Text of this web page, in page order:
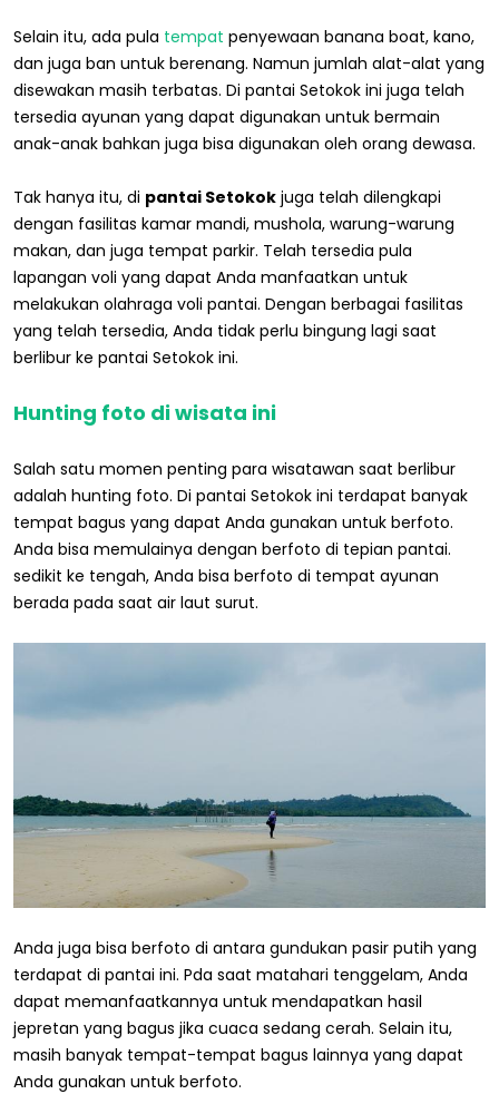
Selain itu, ada pula tempat penyewaan banana boat, kano,
dan juga ban untuk berenang. Namun jumlah alat-alat yang
disewakan masih terbatas. Di pantai Setokok ini juga telah
tersedia ayunan yang dapat digunakan untuk bermain
anak-anak bahkan juga bisa digunakan oleh orang dewasa.
Tak hanya itu, di pantai Setokok juga telah dilengkapi
dengan fasilitas kamar mandi, mushola, warung-warung
makan, dan juga tempat parkir. Telah tersedia pula
lapangan voli yang dapat Anda manfaatkan untuk
melakukan olahraga voli pantai. Dengan berbagai fasilitas
yang telah tersedia, Anda tidak perlu bingung lagi saat
berlibur ke pantai Setokok ini.
Hunting foto di wisata ini
Salah satu momen penting para wisatawan saat berlibur
adalah hunting foto. Di pantai Setokok ini terdapat banyak
tempat bagus yang dapat Anda gunakan untuk berfoto.
Anda bisa memulainya dengan berfoto di tepian pantai.
sedikit ke tengah, Anda bisa berfoto di tempat ayunan
berada pada saat air laut surut.
Anda juga bisa berfoto di antara gundukan pasir putih yang
terdapat di pantai ini. Pda saat matahari tenggelam, Anda
dapat memanfaatkannya untuk mendapatkan hasil
jepretan yang bagus jika cuaca sedang cerah. Selain itu,
masih banyak tempat-tempat bagus lainnya yang dapat
Anda gunakan untuk berfoto.